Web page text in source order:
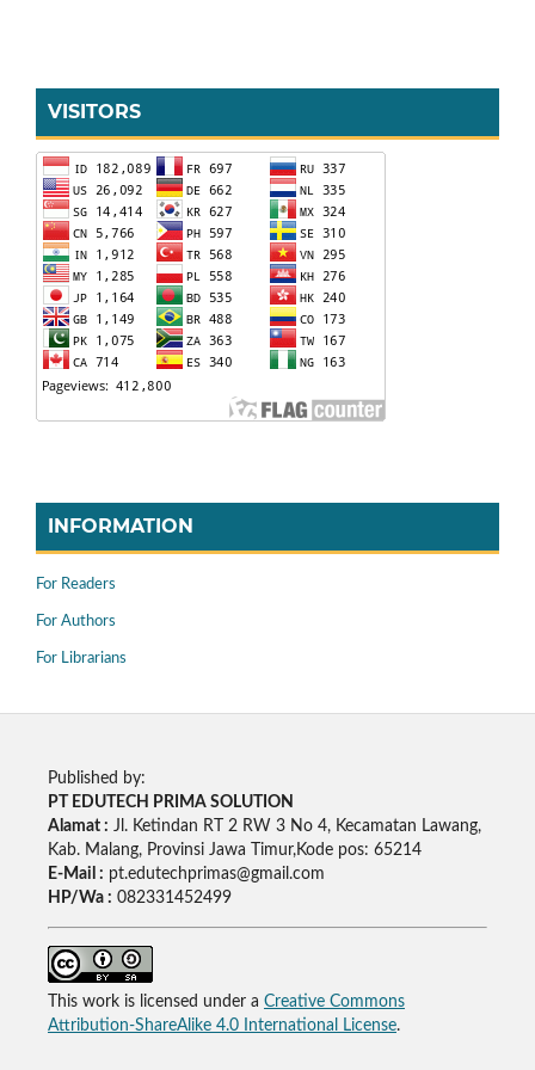
VISITORS
INFORMATION
For Readers
For Authors
For Librarians
Published by:
PT EDUTECH PRIMA SOLUTION
Alamat : Jl. Ketindan RT 2 RW 3 No 4, Kecamatan Lawang,
Kab. Malang, Provinsi Jawa Timur,Kode pos: 65214
E-Mail : pt.edutechprimas@gmail.com
HP/Wa : 082331452499
This work is licensed under a Creative Commons
Attribution-ShareAlike 4.0 International License.